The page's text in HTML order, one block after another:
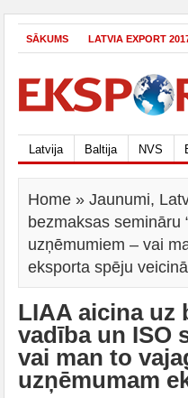
SĀKUMS LATVIA EXPORT
Latvija Baltija NVS
Home » Jaunumi,
bezmaksas semināru
uzņēmumiem – vai
eksporta spēju
LIAA aicina uz
vadība un ISO
vai man to
uzņēmumam